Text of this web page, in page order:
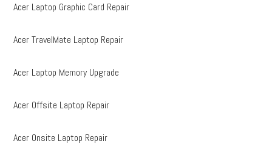
Acer Laptop Graphic Card Repair
Acer TravelMate Laptop Repair
Acer Laptop Memory Upgrade
Acer Offsite Laptop Repair
Acer Onsite Laptop Repair